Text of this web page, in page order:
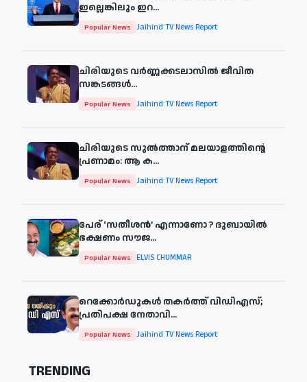
ഇല്ലെങ്കിലും ഇറ...
Popular News Jaihind TV News Report
ചിരിയുടെ വര്‍ണ്ണക്കടലാസില്‍ ജീവിത
സങ്കടങ്ങള്‍...
Popular News Jaihind TV News Report
ചിരിയുടെ സുൽത്താന് മലയാളത്തിന്റെ
പ്രണാമം: ആ ക...
Popular News Jaihind TV News Report
പേര് ‘സതീശന്‍’ എന്നാണോ ? ദുബായില്‍
ഭക്ഷണം സൗജ...
Popular News ELVIS CHUMMAR
റെക്കോർഡുകൾ തകർത്ത് വിഡിഎസ്;
പ്രതിപക്ഷ നേതാവി...
Popular News Jaihind TV News Report
TRENDING